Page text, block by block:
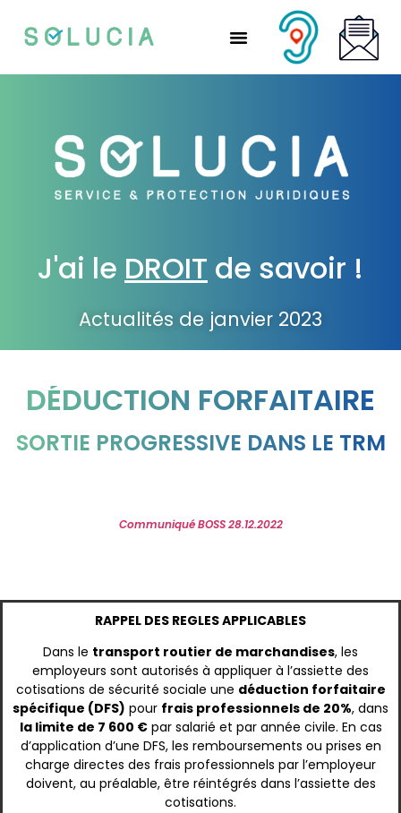
J'ai le DROIT de savoir !
Actualités de janvier 2023
DÉDUCTION FORFAITAIRE
SORTIE PROGRESSIVE DANS LE TRM
Communiqué BOSS 28.12.2022
RAPPEL DES REGLES APPLICABLES
Dans le transport routier de marchandises, les
employeurs sont autorisés à appliquer à l’assiette des
cotisations de sécurité sociale une déduction forfaitaire
spécifique (DFS) pour frais professionnels de 20%, dans
la limite de 7 600 €par salarié et par année civile. En cas
d’application d’une DFS, les remboursements ou prises en
charge directes des frais professionnels par l’employeur
doivent, au préalable, être réintégrés dans l’assiette des
cotisations.